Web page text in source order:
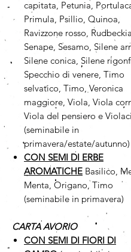
capitata, Petunia,
Primula, Psillio, Quinoa,
Ravizzone rosso, Rudbeckia,
Senape, Sesamo, Silene
Silene conica, Silene
Specchio di venere, Timo
selvatico, Timo, Veronica
maggiore, Viola, Viola
Viola del pensiero e
(seminabile in
primavera/estate/autunno)
CON SEMI DI ERBE
AROMATICHE Basilico,
Menta, Origano, Timo
(seminabile in primavera)
CARTA AVORIO
CON SEMI DI FIORI DI